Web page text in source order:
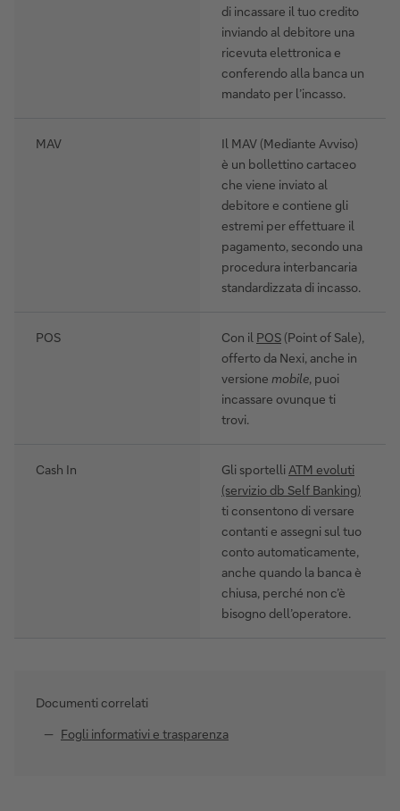
di incassare il tuo credito
inviando al debitore una
ricevuta elettronica e
conferendo alla banca un
mandato per l’incasso.
MAV
Il MAV (Mediante Avviso)
è un bollettino cartaceo
che viene inviato al
debitore e contiene gli
estremi per effettuare il
pagamento, secondo una
procedura interbancaria
standardizzata di incasso.
POS Con il POS (Point of Sale),
offerto da Nexi, anche in
versione mobile, puoi
incassare ovunque ti
trovi.
Cash In Gli sportelli ATM evoluti
(servizio db Self Banking)
ti consentono di versare
contanti e assegni sul tuo
conto automaticamente,
anche quando la banca è
chiusa, perché non c’è
bisogno dell’operatore.
Documenti correlati
Fogli informativi e trasparenza